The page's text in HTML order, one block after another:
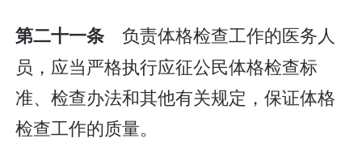
第二十一条 负责体格检查工作的医务人
员，应当严格执行应征公民体格检查标
准、检查办法和其他有关规定，保证体格
检查工作的质量。